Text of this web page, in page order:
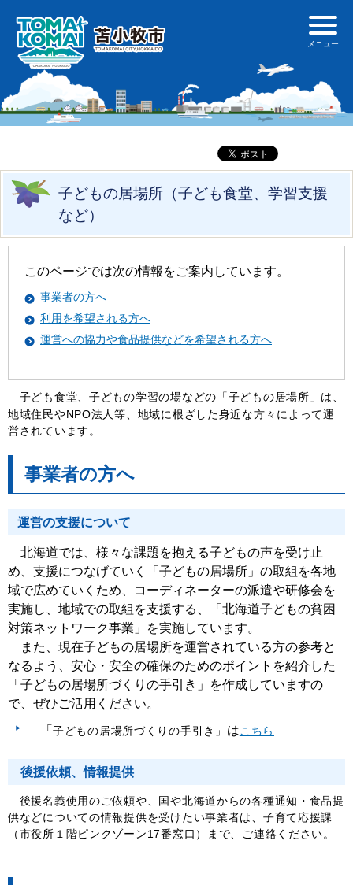
子どもの居場所（子ども食堂、学習支援
など）
このページでは次の情報をご案内しています。
事業者の方へ
利用を希望される方へ
運営への協力や食品提供などを希望される方へ
子ども食堂、子どもの学習の場などの「子どもの居場所」は、
地域住民やNPO法人等、地域に根ざした身近な方々によって運
営されています。
事業者の方へ
運営の支援について
北海道では、様々な課題を抱える子どもの声を受け止
め、支援につなげていく「子どもの居場所」の取組を各地
域で広めていくため、コーディネーターの派遣や研修会を
実施し、地域での取組を支援する、「北海道子どもの貧困
対策ネットワーク事業」を実施しています。
また、現在子どもの居場所を運営されている方の参考と
なるよう、安心・安全の確保のためのポイントを紹介した
「子どもの居場所づくりの手引き」を作成していますの
で、ぜひご活用ください。
「 子どもの居場所づくりの手引き」 はこちら
後援依頼、情報提供
後援名義使用のご依頼や、国や北海道からの各種通知・食品提
供などについての情報提供を受けたい事業者は、子育て応援課
（市役所１階ピンクゾーン17番窓口）まで、ご連絡ください。